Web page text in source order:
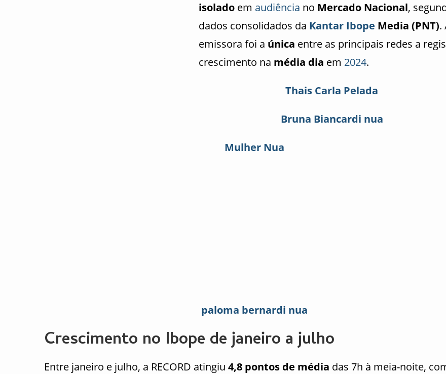
isolado em audiência no Mercado Nacional,
dados consolidados da Kantar Ibope Media (PNT).
emissora foi a única entre as principais redes a
crescimento na média dia em 2024.
Thais Carla Pelada
Bruna Biancardi nua
Mulher Nua
paloma bernardi nua
Crescimento no Ibope de janeiro a julho
Entre janeiro e julho, a RECORD atingiu 4,8 pontos de média das 7h à meia-noite,